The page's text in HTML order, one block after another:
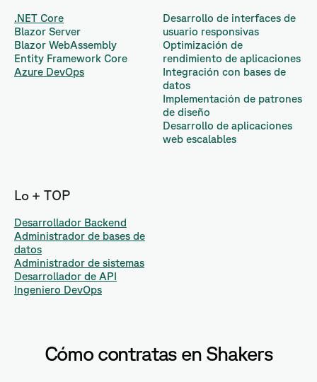
.NET Core
Blazor Server
Blazor WebAssembly
Entity Framework Core
Azure DevOps
Desarrollo de interfaces de
usuario responsivas
Optimización de
rendimiento de aplicaciones
Integración con bases de
datos
Implementación de patrones
de diseño
Desarrollo de aplicaciones
web escalables
Lo + TOP
Desarrollador Backend
Administrador de bases de
datos
Administrador de sistemas
Desarrollador de API
Ingeniero DevOps
Cómo contratas en Shakers